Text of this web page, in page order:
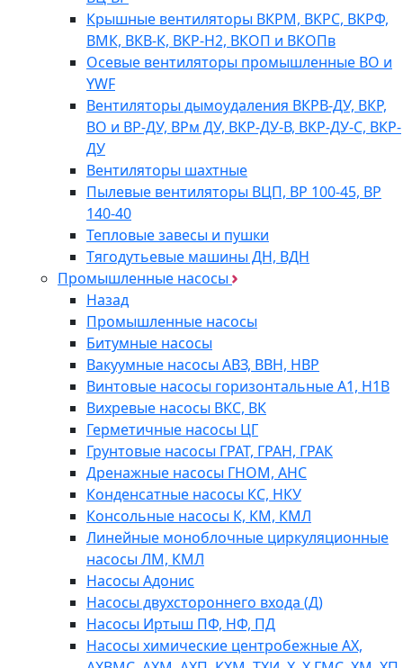
Крышные вентиляторы ВКРМ, ВКРС, ВКРФ,
ВМК, ВКВ-К, ВКР-Н2, ВКОП и ВКОПв
Осевые вентиляторы промышленные ВО и
YWF
Вентиляторы дымоудаления ВКРВ-ДУ, ВКР,
ВО и ВР-ДУ, ВРм ДУ, ВКР-ДУ-В, ВКР-ДУ-С, ВКР-
ДУ
Вентиляторы шахтные
Пылевые вентиляторы ВЦП, ВР 100-45, ВР
140-40
Тепловые завесы и пушки
Тягодутьевые машины ДН, ВДН
Промышленные насосы
Назад
Промышленные насосы
Битумные насосы
Вакуумные насосы АВЗ, ВВН, НВР
Винтовые насосы горизонтальные А1, Н1В
Вихревые насосы ВКС, ВК
Герметичные насосы ЦГ
Грунтовые насосы ГРАТ, ГРАН, ГРАК
Дренажные насосы ГНОМ, АНС
Конденсатные насосы КС, НКУ
Консольные насосы К, КМ, КМЛ
Линейные моноблочные циркуляционные
насосы ЛМ, КМЛ
Насосы Адонис
Насосы двухстороннего входа (Д)
Насосы Иртыш ПФ, НФ, ПД
Насосы химические центробежные АХ,